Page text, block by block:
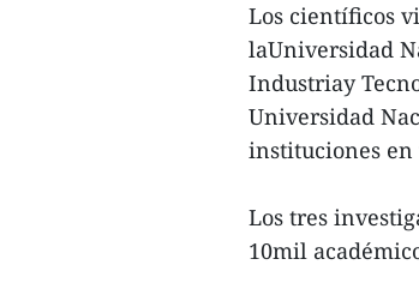
Los científicos
laUniversidad
Industriay
Universidad
instituciones en
Los tres
10mil